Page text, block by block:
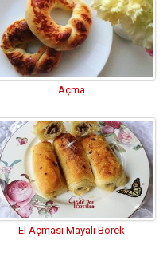
Açma
El Açması Mayalı Börek